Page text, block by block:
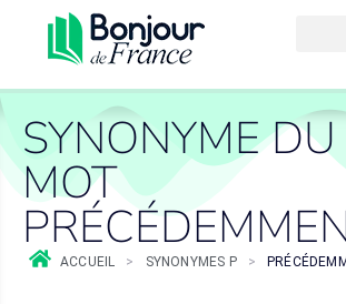
SYNONYME DU
MOT
ACCUEIL > SYNONYMES P >